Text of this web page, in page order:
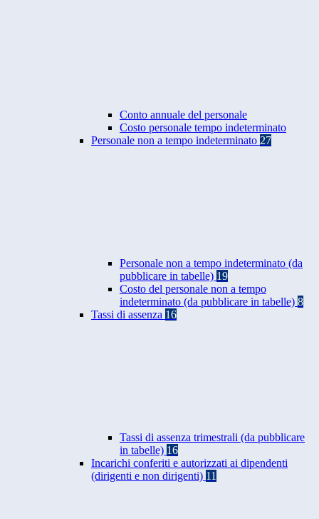
Conto annuale del personale
Costo personale tempo indeterminato
Personale non a tempo indeterminato 27
Personale non a tempo indeterminato (da
pubblicare in tabelle) 19
Costo del personale non a tempo
indeterminato (da pubblicare in tabelle) 8
Tassi di assenza 16
Tassi di assenza trimestrali (da pubblicare
in tabelle) 16
Incarichi conferiti e autorizzati ai dipendenti
(dirigenti e non dirigenti) 11